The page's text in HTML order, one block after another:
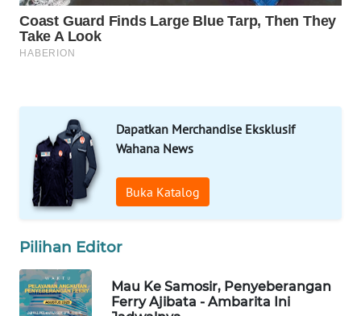
Dapatkan Merchandise Eksklusif
Wahana News
Buka Katalog
Pilihan Editor
Mau Ke Samosir, Penyeberangan
Ferry Ajibata - Ambarita Ini
METRO
JAKARTA
NEWS
KARING
NEWS
JURNAL
MARITIM
NEWS